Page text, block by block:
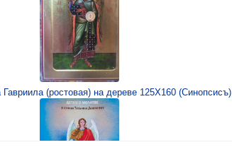
Гавриила (ростовая) на дереве 125Х160 (Синопсисъ)